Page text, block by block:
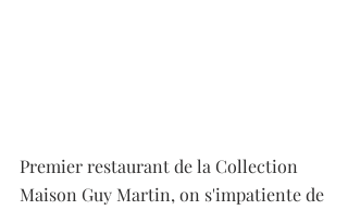
Premier restaurant de la Collection
Maison Guy Martin, on s'impatiente de